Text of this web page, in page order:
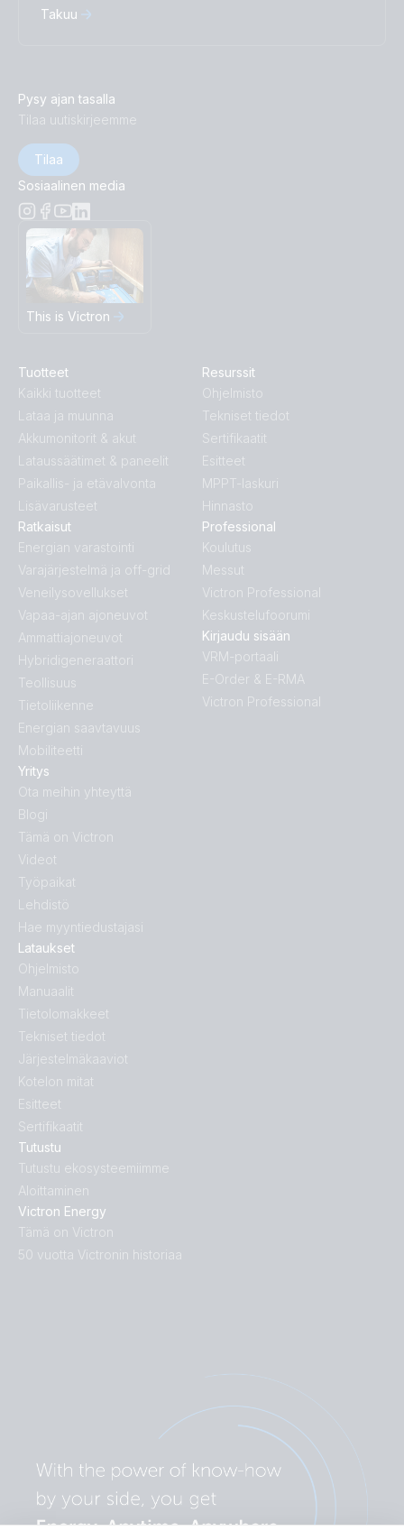
Takuu
Pysy ajan tasalla
Tilaa uutiskirjeemme
Tilaa
Sosiaalinen media
This is Victron
Tuotteet
Kaikki tuotteet
Lataa ja muunna
Akkumonitorit & akut
Lataussäätimet & paneelit
Paikallis- ja etävalvonta
Lisävarusteet
Tutustu
Tutustu ekosysteemiimme
Aloittaminen
Victron Energy
Tämä on Victron
50 vuotta Victronin historiaa
Lataukset
Ohjelmisto
Manuaalit
Tietolomakkeet
Tekniset tiedot
Järjestelmäkaaviot
Kotelon mitat
Esitteet
Sertifikaatit
Ratkaisut
Energian varastointi
Varajärjestelmä ja off-grid
Veneilysovellukset
Vapaa-ajan ajoneuvot
Ammattiajoneuvot
Hybridigeneraattori
Teollisuus
Tietoliikenne
Energian saavtavuus
Mobiliteetti
Yritys
Ota meihin yhteyttä
Blogi
Tämä on Victron
Videot
Työpaikat
Lehdistö
Hae myyntiedustajasi
Resurssit
Ohjelmisto
Tekniset tiedot
Sertifikaatit
Esitteet
MPPT-laskuri
Hinnasto
Professional
Koulutus
Messut
Victron Professional
Keskustelufoorumi
Kirjaudu sisään
VRM-portaali
E-Order & E-RMA
Victron Professional